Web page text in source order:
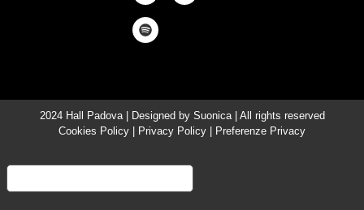
2024 Hall Padova | Designed by Suonica| All rights reserved
Cookies Policy | Privacy Policy | Preferenze Privacy